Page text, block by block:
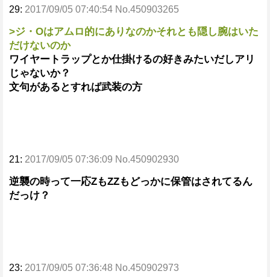
29: 2017/09/05 07:40:54 No.450903265
>ジ・Oはアムロ的にありなのかそれとも隠し腕はいた
だけないのか
ワイヤートラップとか仕掛けるの好きみたいだしアリ
じゃないか？
文句があるとすれば武装の方
21: 2017/09/05 07:36:09 No.450902930
逆襲の時って一応ZもZZもどっかに保管はされてるん
だっけ？
23: 2017/09/05 07:36:48 No.450902973